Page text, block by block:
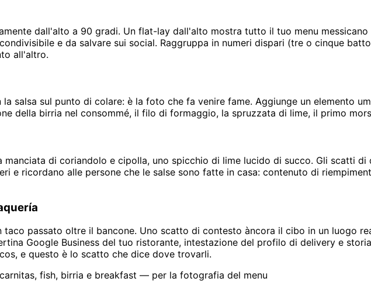
dall'alto a 90 gradi. Un flat-lay dall'alto mostra tutto il tuo menu
e da salvare sui social. Raggruppa in numeri dispari (tre o cinque
all'altro.
salsa sul punto di colare: è la foto che fa venire fame. Aggiunge un elemento
della birria nel consommé, il filo di formaggio, la spruzzata di lime, il primo
di coriandolo e cipolla, uno spicchio di lime lucido di succo. Gli scatti
e ricordano alle persone che le salse sono fatte in casa: contenuto di
passato oltre il bancone. Uno scatto di contesto àncora il cibo in un luogo
Google Business del tuo ristorante, intestazione del profilo di delivery e
e questo è lo scatto che dice dove trovarli.
fish, birria e breakfast — per la fotografia del menu